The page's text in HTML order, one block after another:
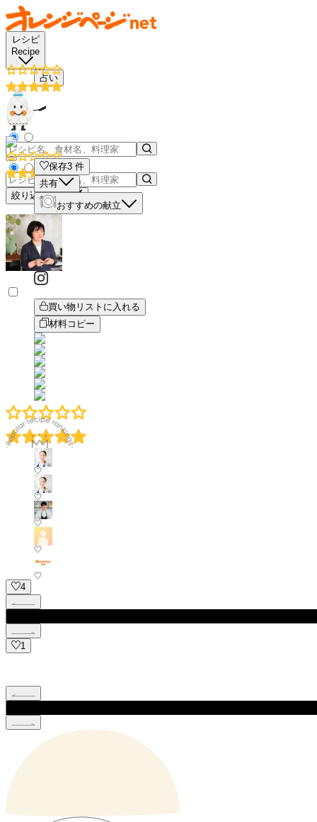
レシピ
Recipe
占い
絞り込み検索
保存3 件
共有
おすすめの献立
買い物リストに入れる
材料コピー
4
1